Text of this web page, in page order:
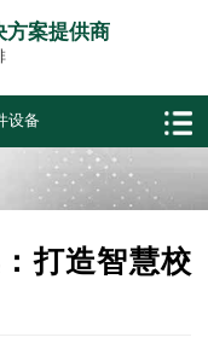
方案提供商
设备
打造智慧校